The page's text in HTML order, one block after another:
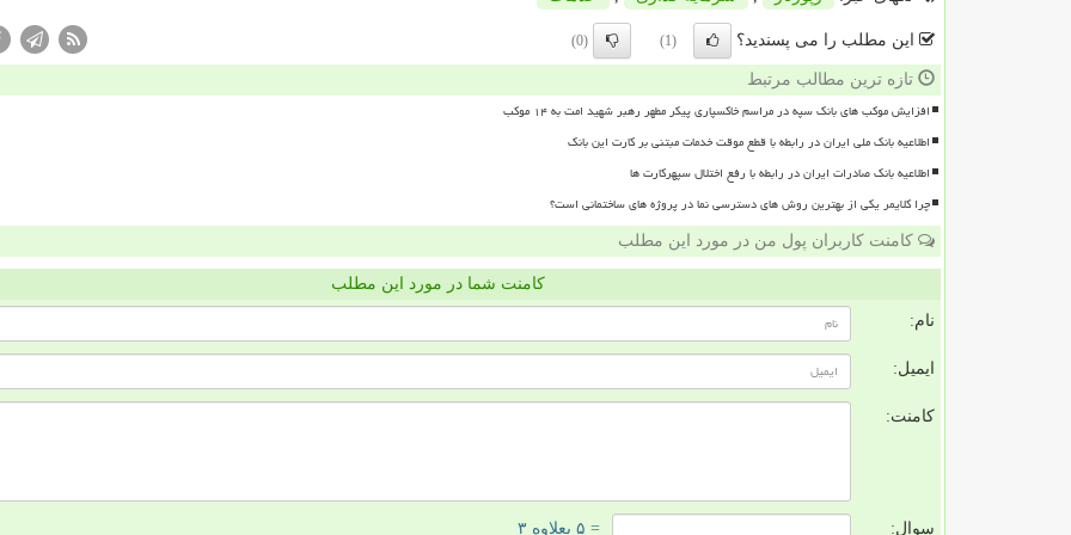
این مطلب را می پسندید؟ (1)
(0)
تازه ترین مطالب مرتبط
افزایش موکب های بانک سپه در مراسم خاکسپاری پیکر مطهر رهبر شهید امت به ۱۴ موکب
اطلاعیه بانک ملی ایران در رابطه با قطع موقت خدمات مبتنی بر کارت این بانک
اطلاعیه بانک صادرات ایران در رابطه با رفع اختلال سپهرکارت ها
چرا کلایمر یکی از بهترین روش های دسترسی نما در پروژه های ساختمانی است؟
کامنت کاربران پول من در مورد این مطلب
کامنت شما در مورد این مطلب
نام:
ایمیل:
کامنت:
سوال: = ۵ بعلاوه ۳